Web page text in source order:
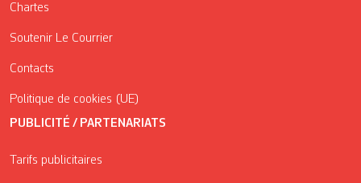
Chartes
Soutenir Le Courrier
Contacts
Politique de cookies (UE)
PUBLICITÉ / PARTENARIATS
Tarifs publicitaires